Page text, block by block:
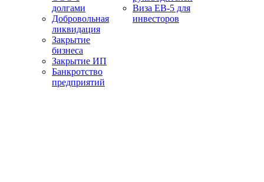
долгами
Добровольная
ликвидация
Закрытие
бизнеса
Закрытие ИП
Банкротство
предприятий
Виза EB-5 для
инвесторов